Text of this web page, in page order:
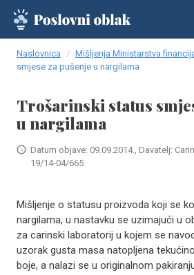
Naslovnica Mišljenja Ministarstva
smjese za pušenje u nargilama
Trošarinski status
u nargilama
Datum objave: 09.09.2014., Davatelj:
19/14-04/665
Mišljenje o statusu proizvoda koji se
nargilama, u nastavku se uzimajući u
za carinski laboratorij u kojem se
uzorak gusta masa natopljena
boje, a nalazi se u originalnom